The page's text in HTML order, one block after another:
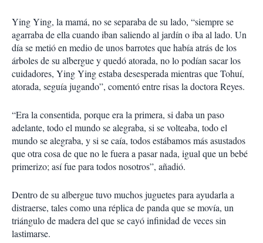
Ying Ying, la mamá, no se separaba de su lado, “siempre se
agarraba de ella cuando iban saliendo al jardín o iba al lado. Un
día se metió en medio de unos barrotes que había atrás de los
árboles de su albergue y quedó atorada, no lo podían sacar los
cuidadores, Ying Ying estaba desesperada mientras que Tohuí,
atorada, seguía jugando”, comentó entre risas la doctora Reyes.
“Era la consentida, porque era la primera, si daba un paso
adelante, todo el mundo se alegraba, si se volteaba, todo el
mundo se alegraba, y si se caía, todos estábamos más asustados
que otra cosa de que no le fuera a pasar nada, igual que un bebé
primerizo; así fue para todos nosotros”, añadió.
Dentro de su albergue tuvo muchos juguetes para ayudarla a
distraerse, tales como una réplica de panda que se movía, un
triángulo de madera del que se cayó infinidad de veces sin
lastimarse.